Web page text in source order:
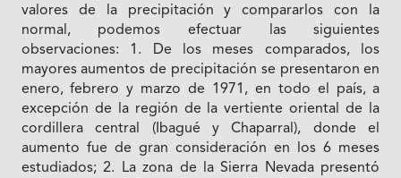
valores de la precipitación y compararlos con la
normal, podemos efectuar las siguientes
observaciones: 1. De los meses comparados, los
mayores aumentos de precipitación se presentaron en
enero, febrero y marzo de 1971, en todo el país, a
excepción de la región de la vertiente oriental de la
cordillera central (Ibagué y Chaparral), donde el
aumento fue de gran consideración en los 6 meses
estudiados; 2. La zona de la Sierra Nevada presentó